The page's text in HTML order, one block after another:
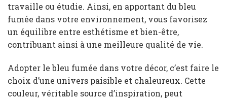
travaille ou étudie. Ainsi, en apportant du bleu
fumée dans votre environnement, vous favorisez
un équilibre entre esthétisme et bien-être,
contribuant ainsi à une meilleure qualité de vie.
Adopter le bleu fumée dans votre décor, c’est faire le
choix d’une univers paisible et chaleureux. Cette
couleur, véritable source d’inspiration, peut